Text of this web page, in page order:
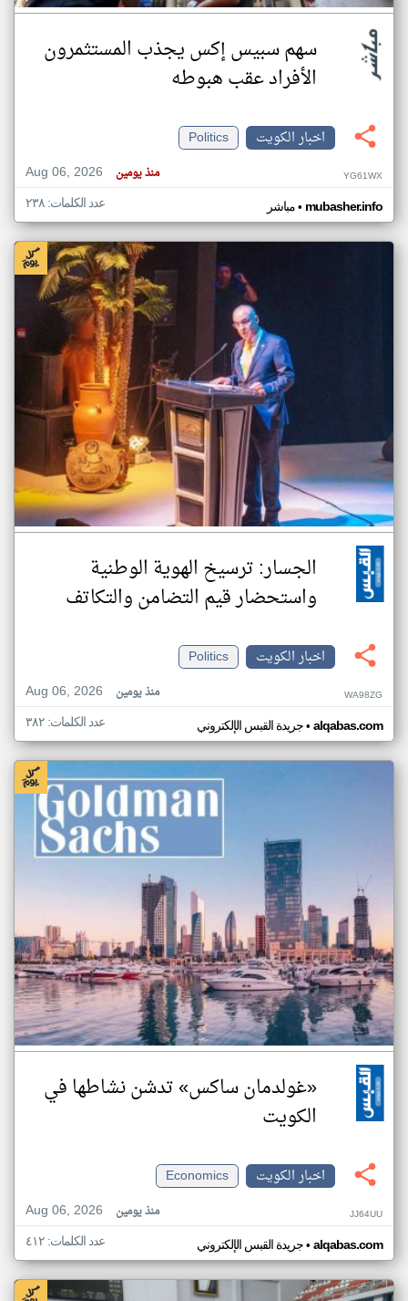
سهم سبيس إكس يجذب المستثمرون
الأفراد عقب هبوطه
اخبار الكويت
Politics
Aug 06, 2026
منذ يومين YG61WX
مباشر• mubasher.info عدد الكلمات: ٢٣٨
الجسار: ترسيخ الهوية الوطنية
واستحضار قيم التضامن والتكاتف
اخبار الكويت
Politics
Aug 06, 2026
منذ يومين WA98ZG
جريدة القبس الإلكتروني• alqabas.com عدد الكلمات: ٣٨٢
«غولدمان ساكس» تدشن نشاطها في
الكويت
اخبار الكويت
Economics
Aug 06, 2026
منذ يومين JJ64UU
جريدة القبس الإلكتروني• alqabas.com عدد الكلمات: ٤١٢